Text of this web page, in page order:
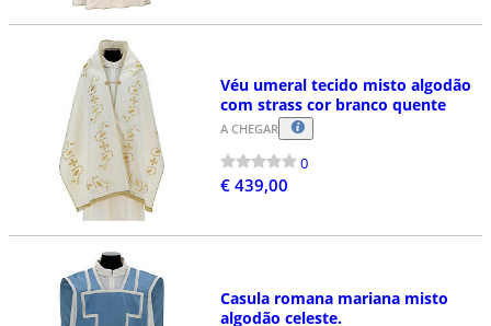
Véu umeral tecido misto algodão
com strass cor branco quente
A CHEGAR
0
€ 439,00
Casula romana mariana misto
algodão celeste.